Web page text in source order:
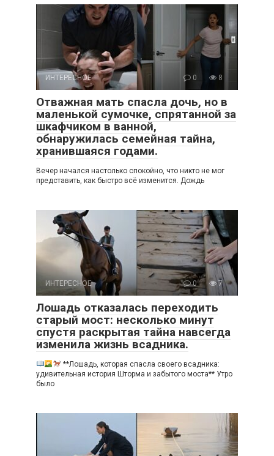
ИНТЕРЕСНОЕ 0 8
Отважная мать спасла дочь, но в
маленькой сумочке, спрятанной за
шкафчиком в ванной,
обнаружилась семейная тайна,
хранившаяся годами.
Вечер начался настолько спокойно, что никто не мог
представить, как быстро всё изменится. Дождь
ИНТЕРЕСНОЕ 0 7
Лошадь отказалась переходить
старый мост: несколько минут
спустя раскрытая тайна навсегда
изменила жизнь всадника.
**Лошадь, которая спасла своего всадника:
удивительная история Шторма и забытого моста** Утро
было